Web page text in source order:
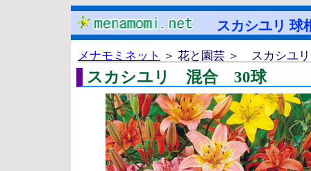
スカシユリ 球
メナモミネット ＞ 花と園芸 ＞ スカシユ
スカシユリ 混合 30球